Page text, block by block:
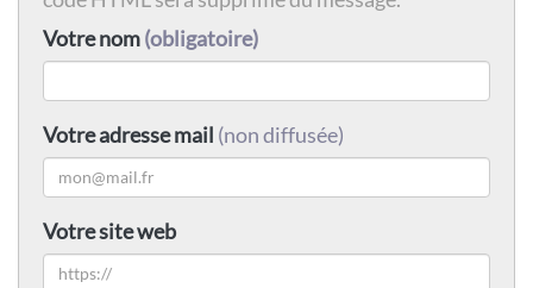
Votre nom(obligatoire)
Votre adresse mail (non diffusée)
Votre site web